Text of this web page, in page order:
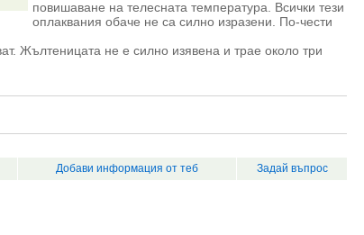
повишаване на телесната температура. Всички тези
оплаквания обаче не са силно изразени. По-чести
Жълтеницата не е силно изявена и трае около три
Добави информация от теб Задай въпрос